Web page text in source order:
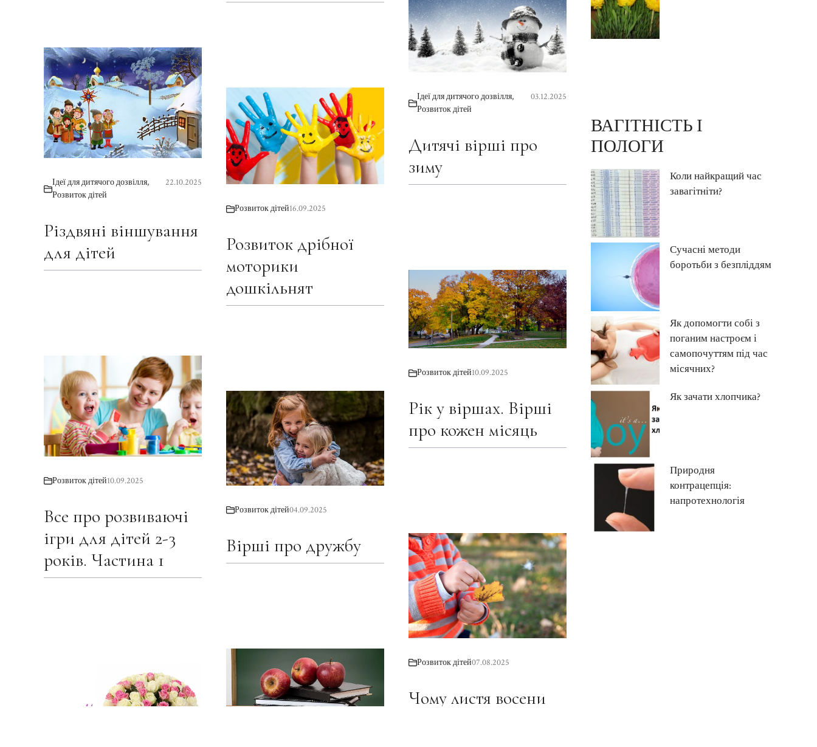
Ідеї для дитячого дозвілля,
Розвиток дітей
03.12.2025
Дитячі вірші про
зиму
Ідеї для дитячого дозвілля,
Розвиток дітей
22.10.2025
Різдвяні віншування
для дітей
Розвиток дітей16.09.2025
Розвиток дрібної
моторики
дошкільнят
Розвиток дітей10.09.2025
Рік у віршах. Вірші
про кожен місяць
Розвиток дітей10.09.2025
Все про розвиваючі
ігри для дітей 2-3
років. Частина 1
Розвиток дітей04.09.2025
Вірші про дружбу
Розвиток дітей07.08.2025
Чому листя восени
ВАГІТНІСТЬ І
ПОЛОГИ
Коли найкращий час
завагітніти?
Сучасні методи
боротьби з безпліддям
Як допомогти собі з
поганим настроєм і
самопочуттям під час
місячних?
Як зачати хлопчика?
Природня
контрацепція:
напротехнологія